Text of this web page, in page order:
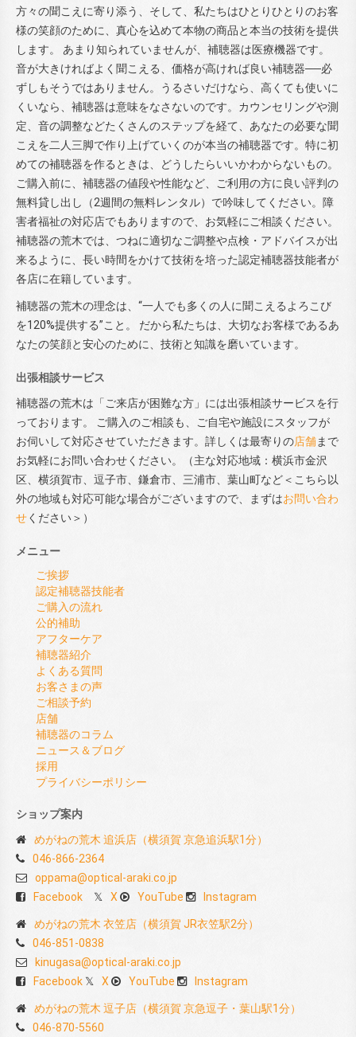
方々の聞こえに寄り添う、そして、私たちはひとりひとりのお客
様の笑顔のために、真心を込めて本物の商品と本当の技術を提供
します。 あまり知られていませんが、補聴器は医療機器です。
音が大きければよく聞こえる、価格が高ければ良い補聴器──必
ずしもそうではありません。うるさいだけなら、高くても使いに
くいなら、補聴器は意味をなさないのです。カウンセリングや測
定、音の調整などたくさんのステップを経て、あなたの必要な聞
こえを二人三脚で作り上げていくのが本当の補聴器です。特に初
めての補聴器を作るときは、どうしたらいいかわからないもの。
ご購入前に、補聴器の値段や性能など、ご利用の方に良い評判の
無料貸し出し（2週間の無料レンタル）で吟味してください。障
害者福祉の対応店でもありますので、お気軽にご相談ください。
補聴器の荒木では、つねに適切なご調整や点検・アドバイスが出
来るように、長い時間をかけて技術を培った認定補聴器技能者が
各店に在籍しています。
補聴器の荒木の理念は、“一人でも多くの人に聞こえるよろこび
を120%提供する”こと。 だから私たちは、大切なお客様であるあ
なたの笑顔と安心のために、技術と知識を磨いています。
出張相談サービス
補聴器の荒木は「ご来店が困難な方」には出張相談サービスを行
っております。 ご購入のご相談も、ご自宅や施設にスタッフが
お伺いして対応させていただきます。詳しくは最寄りの店舗まで
お気軽にお問い合わせください。（主な対応地域：横浜市金沢
区、横須賀市、逗子市、鎌倉市、三浦市、葉山町など＜こちら以
外の地域も対応可能な場合がございますので、まずはお問い合わ
せください＞）
メニュー
ご挨拶
認定補聴器技能者
ご購入の流れ
公的補助
アフターケア
補聴器紹介
よくある質問
お客さまの声
ご相談予約
店舗
補聴器のコラム
ニュース＆ブログ
採用
プライバシーポリシー
ショップ案内
めがねの荒木 追浜店（横須賀 京急追浜駅1分）
046-866-2364
oppama@optical-araki.co.jp
Facebook
X YouTube Instagram
めがねの荒木 衣笠店（横須賀 JR衣笠駅2分）
046-851-0838
kinugasa@optical-araki.co.jp
Facebook
X YouTube Instagram
めがねの荒木 逗子店（横須賀 京急逗子・葉山駅1分）
046-870-5560